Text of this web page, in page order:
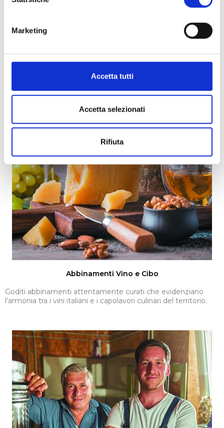
Marketing
Accetta tutti
Accetta selezionati
Rifiuta
Amarone e Prosecco, scoprendone la ricca storia e le
caratteristiche uniche.
Abbinamenti Vino e Cibo​
Goditi abbinamenti attentamente curati che evidenziano
l’armonia tra i vini italiani e i capolavori culinari del territorio.